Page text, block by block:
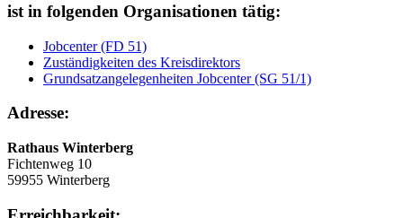
ist in folgenden Organisationen tätig:
Jobcenter (FD 51)
Zuständigkeiten des Kreisdirektors
Grundsatzangelegenheiten Jobcenter (SG 51/1)
Adresse:
Rathaus Winterberg
Fichtenweg 10
59955 Winterberg